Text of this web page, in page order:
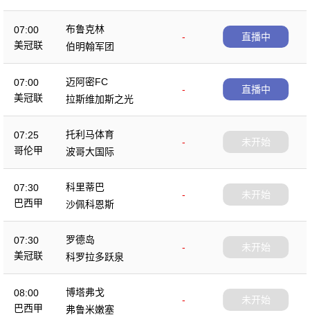
07:00
美冠联
布鲁克林
-
伯明翰军团
直播中
07:00
美冠联
迈阿密FC
-
拉斯维加斯之光
直播中
07:25
哥伦甲
托利马体育
-
波哥大国际
未开始
07:30
巴西甲
科里蒂巴
-
沙佩科恩斯
未开始
07:30
美冠联
罗德岛
-
科罗拉多跃泉
未开始
08:00
巴西甲
博塔弗戈
-
弗鲁米嫩塞
未开始